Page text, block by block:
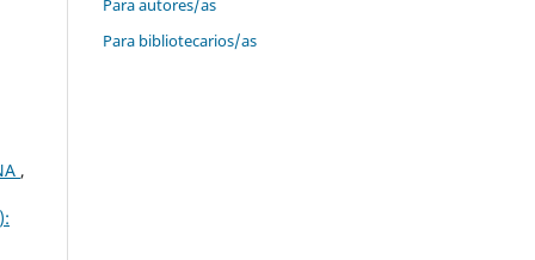
,
Para autores/as
Para bibliotecarios/as